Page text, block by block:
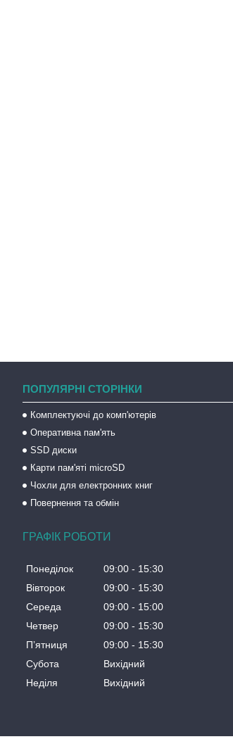
ПОПУЛЯРНІ СТОРІНКИ
Комплектуючі до комп'ютерів
Оперативна пам'ять
SSD диски
Карти пам'яті microSD
Чохли для електронних книг
Повернення та обмін
ГРАФІК РОБОТИ
Понеділок 09:00
15:30
Вівторок
09:00
15:30
Середа
09:00
15:00
Четвер
09:00
15:30
Пʼятниця
09:00
15:30
Субота
Вихідний
Неділя
Вихідний